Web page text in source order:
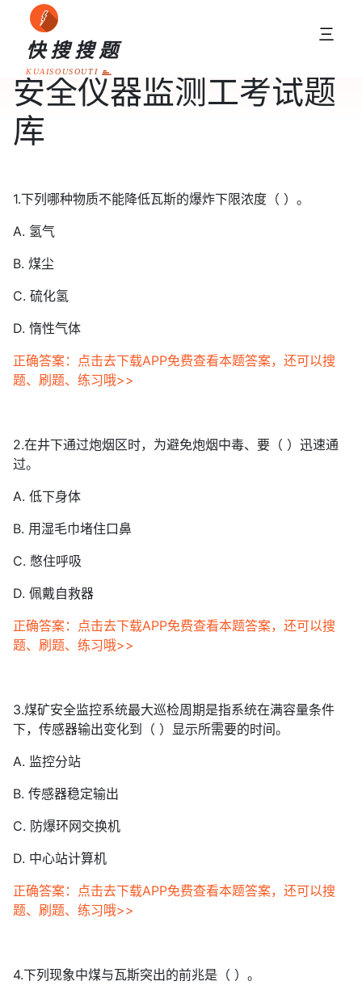
快搜搜题
KUAISOUSOUTI
三
安全仪器监测工考试题
库
1.下列哪种物质不能降低瓦斯的爆炸下限浓度（ ）。
A. 氢气
B. 煤尘
C. 硫化氢
D. 惰性气体
正确答案：点击去下载APP免费查看本题答案，还可以搜
题、刷题、练习哦>>
2.在井下通过炮烟区时，为避免炮烟中毒、要（ ）迅速通
过。
A. 低下身体
B. 用湿毛巾堵住口鼻
C. 憋住呼吸
D. 佩戴自救器
正确答案：点击去下载APP免费查看本题答案，还可以搜
题、刷题、练习哦>>
3.煤矿安全监控系统最大巡检周期是指系统在满容量条件
下，传感器输出变化到（ ）显示所需要的时间。
A. 监控分站
B. 传感器稳定输出
C. 防爆环网交换机
D. 中心站计算机
正确答案：点击去下载APP免费查看本题答案，还可以搜
题、刷题、练习哦>>
4.下列现象中煤与瓦斯突出的前兆是（ ）。